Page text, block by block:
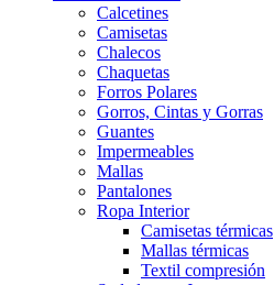
Calcetines
Camisetas
Chalecos
Chaquetas
Forros Polares
Gorros, Cintas y Gorras
Guantes
Impermeables
Mallas
Pantalones
Ropa Interior
Camisetas térmicas
Mallas térmicas
Textil compresión